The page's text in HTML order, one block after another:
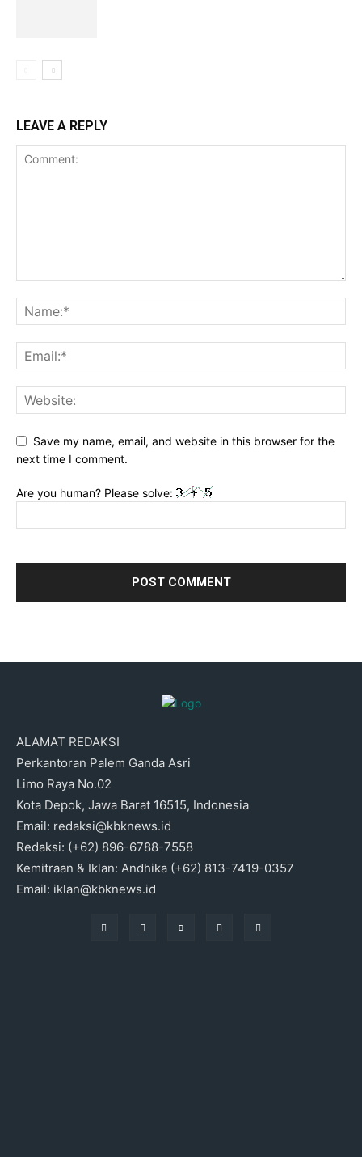
LEAVE A REPLY
Save my name, email, and website in this browser for the
next time I comment.
Are you human? Please solve:
ALAMAT REDAKSI
Perkantoran Palem Ganda Asri
Limo Raya No.02
Kota Depok, Jawa Barat 16515, Indonesia
Email: redaksi@kbknews.id
Redaksi: (+62) 896-6788-7558
Kemitraan & Iklan: Andhika (+62) 813-7419-0357
Email: iklan@kbknews.id